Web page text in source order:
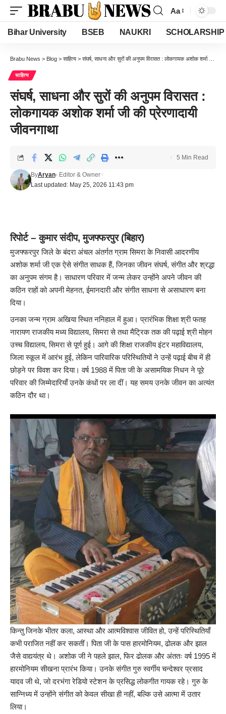
Font
Resizer
Aa
Bihar University BSEB NAUKRI SCHOLARSHIP
Brabu News > Blog > साहित्य> संघर्ष, साधना और सुरों की अनुपम विरासत : लोकगायक अशोक शर्मा जी की प्रेरणादायी जीवनगाथा
साहित्य
संघर्ष, साधना और सुरों की अनुपम विरासत :
लोकगायक अशोक शर्मा जी की प्रेरणादायी
जीवनगाथा
Last updated: May 25, 2026 11:43 pm
ByAryan- Editor & Owner
5 Min Read
रिपोर्ट – कुमार संदीप, मुजफ्फरपुर (बिहार)
मुजफ्फरपुर जिले के बंदरा अंचल अंतर्गत ग्राम सिमरा के निवासी आदरणीय
अशोक शर्मा जी एक ऐसे संगीत साधक हैं, जिनका जीवन संघर्ष, संगीत और श्रद्धा
का अनुपम संगम है। साधारण परिवार में जन्म लेकर उन्होंने अपने जीवन की
कठिन राहों को अपनी मेहनत, ईमानदारी और संगीत साधना से असाधारण बना
दिया।
उनका जन्म ग्राम अखिया स्थित ननिहाल में हुआ। प्रारंभिक शिक्षा श्री फतह
नारायण राजकीय मध्य विद्यालय, सिमरा से तथा मैट्रिक तक की पढ़ाई श्री मोहन
उच्च विद्यालय, सिमरा से पूर्ण हुई। आगे की शिक्षा राजकीय इंटर महाविद्यालय,
जिला स्कूल में आरंभ हुई, लेकिन पारिवारिक परिस्थितियों ने उन्हें पढ़ाई बीच में ही
छोड़ने पर विवश कर दिया। वर्ष 1988 में पिता जी के असामयिक निधन ने पूरे
परिवार की जिम्मेदारियाँ उनके कंधों पर ला दीं। यह समय उनके जीवन का अत्यंत
कठिन दौर था।
किन्तु जिनके भीतर कला, आस्था और आत्मविश्वास जीवित हो, उन्हें परिस्थितियाँ
कभी पराजित नहीं कर सकतीं। पिता जी के पास हारमोनियम, ढोलक और झाल
जैसे वाद्ययंत्र थे। अशोक जी ने पहले झाल, फिर ढोलक और अंततः वर्ष 1995 में
हारमोनियम सीखना प्रारंभ किया। उनके संगीत गुरु स्वर्गीय चन्देश्वर प्रसाद
यादव जी थे, जो दरभंगा रेडियो स्टेशन के प्रसिद्ध लोकगीत गायक रहे। गुरु के
सान्निध्य में उन्होंने संगीत को केवल सीखा ही नहीं, बल्कि उसे आत्मा में उतार
लिया।